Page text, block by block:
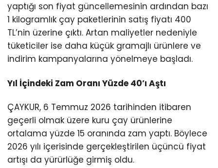
yaptığı son fiyat güncellemesinin ardından bazı
1 kilogramlık çay paketlerinin satış fiyatı 400
TL’nin üzerine çıktı. Artan maliyetler nedeniyle
tüketiciler ise daha küçük gramajlı ürünlere ve
indirim kampanyalarına yönelmeye başladı.
Yıl İçindeki Zam Oranı Yüzde 40’ı Aştı
ÇAYKUR, 6 Temmuz 2026 tarihinden itibaren
geçerli olmak üzere kuru çay ürünlerine
ortalama yüzde 15 oranında zam yaptı. Böylece
2026 yılı içerisinde gerçekleştirilen üçüncü fiyat
artışı da yürürlüğe girmiş oldu.